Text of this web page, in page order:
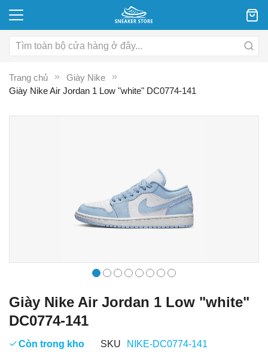
Trang chủ
Giày Nike
Giày Nike Air Jordan 1 Low "white" DC0774-141
Giày Nike Air Jordan 1 Low "white"
DC0774-141
Còn trong kho SKU NIKE-DC0774-141